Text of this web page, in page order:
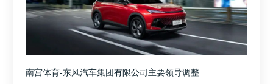
南宫体育-东风汽车集团有限公司主要领导调整